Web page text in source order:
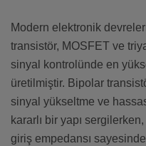
Modern elektronik
transistör, MOSFET ve
sinyal kontrolünde en
üretilmiştir. Bipolar
sinyal yükseltme ve
kararlı bir yapı
giriş empedansı